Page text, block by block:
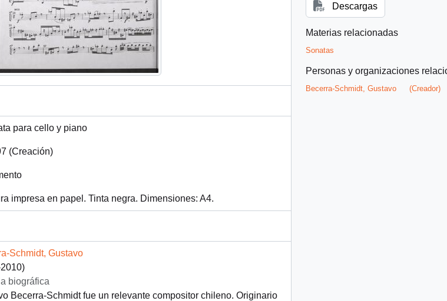
para cello y piano
(Creación)
impresa en papel. Tinta negra. Dimensiones: A4.
Schmidt, Gustavo
biográfica
Becerra-Schmidt fue un relevante compositor chileno. Originario
Descargas
Materias relacionadas
Sonatas
Personas y organizaciones
Becerra-Schmidt, Gustavo (Creador)